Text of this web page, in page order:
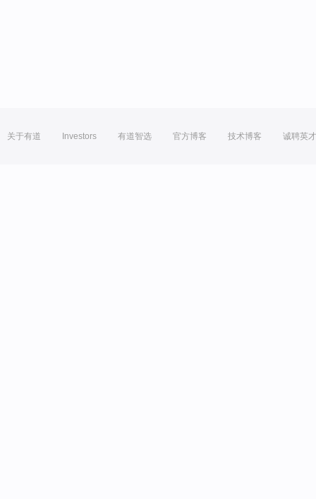
关于有道 Investors 有道智选 官方博客 技术博客 诚聘英才